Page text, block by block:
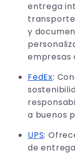
entrega
y
empresas
FedEx:
a buenos
UPS:
de